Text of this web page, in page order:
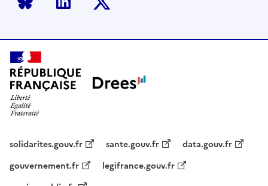
Bluesky LinkedInTwitter
solidarites.gouv.fr sante.gouv.fr
data.gouv.fr
gouvernement.fr
legifrance.gouv.fr